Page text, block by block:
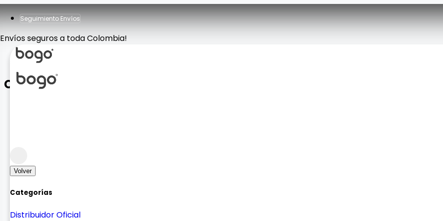
Seguimiento Envíos
Envíos seguros a toda Colombia!
Volver
Categorías
Distribuidor Oficial
Crystal Magsafe